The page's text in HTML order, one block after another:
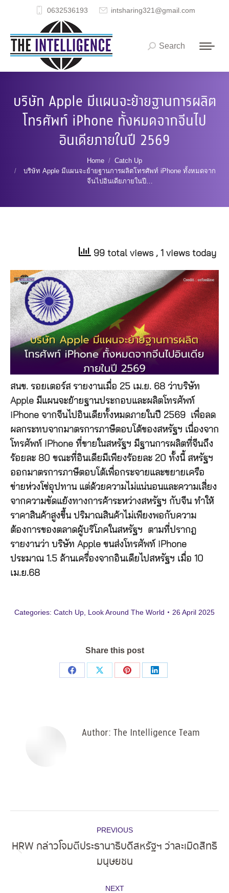
0632536193 intsharing321@gmail.com
Search:
Search
บริษัท Apple มีแผนจะย้ายฐานการผลิต
โทรศัพท์ iPhone ทั้งหมดจากจีนไป
อินเดียภายในปี 2569
Home
Catch Up
บริษัท Apple มีแผนจะย้ายฐานการผลิตโทรศัพท์ iPhone ทั้งหมดจาก
จีนไปอินเดียภายในปี…
99 total views , 1 views today
สนข. รอยเตอร์ส รายงานเมื่อ 25 เม.ย. 68 ว่าบริษัท
Apple มีแผนจะย้ายฐานประกอบและผลิตโทรศัพท์
iPhone จากจีนไปอินเดียทั้งหมดภายในปี 2569 เพื่อลด
ผลกระทบจากมาตรการภาษีตอบโต้ของสหรัฐฯ เนื่องจาก
โทรศัพท์ iPhone ที่ขายในสหรัฐฯ มีฐานการผลิตที่จีนถึง
ร้อยละ 80 ขณะที่อินเดียมีเพียงร้อยละ 20 ทั้งนี้ สหรัฐฯ
ออกมาตรการภาษีตอบโต้เพื่อกระจายและขยายเครือ
ข่ายห่วงโซ่อุปทาน แต่ด้วยความไม่แน่นอนและความเสี่ยง
จากความขัดแย้งทางการค้าระหว่างสหรัฐฯ กับจีน ทำให้
ราคาสินค้าสูงขึ้น ปริมาณสินค้าไม่เพียงพอกับความ
ต้องการของตลาดผู้บริโภคในสหรัฐฯ ตามที่ปรากฎ
รายงานว่า บริษัท Apple ขนส่งโทรศัพท์ iPhone
ประมาณ 1.5 ล้านเครื่องจากอินเดียไปสหรัฐฯ เมื่อ 10
เม.ย.68
Categories: Catch Up Look Around The World 26 April 2025
Share this post
Share
Share
Share
Share
Author: The Intelligence Team
navigation
PREVIOUS
post:
HRW กล่าวโจมตีประธานาธิบดีสหรัฐฯ ว่าละเมิดสิทธิ
มนุษยชน
NEXT